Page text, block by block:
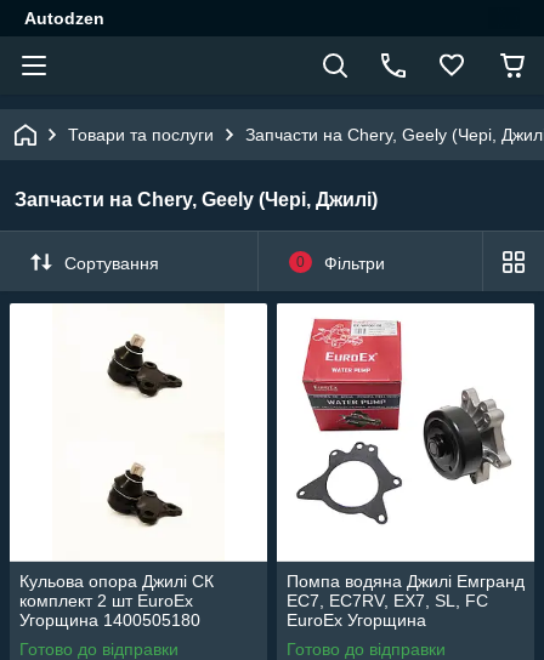
Autodzen
Товари та послуги Запчасти на Chery, Geely (Чері,
Запчасти на Chery, Geely (Чері, Джилі)
Сортування 0 Фільтри
Кульова опора Джилі СК
комплект 2 шт EuroEx
Угорщина 1400505180
Готово до відправки
Помпа водяна Джилі Емгранд
EC7, EC7RV, EX7, SL, FC
EuroEx Угорщина
1136000158, EX-WP00158
Готово до відправки